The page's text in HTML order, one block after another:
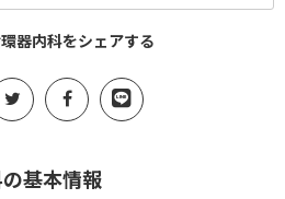
器内科をシェアする
基本情報